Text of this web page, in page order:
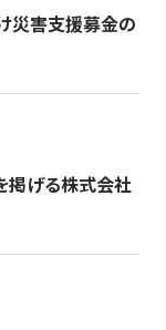
災害支援募金の
掲げる株式会社